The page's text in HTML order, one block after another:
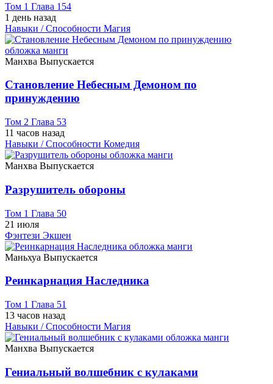
Том 1 Глава 154
1 день назад
Навыки / Способности Магия
Манхва Выпускается
Становление Небесным Демоном по
принуждению
Том 2 Глава 53
11 часов назад
Навыки / Способности Комедия
Манхва Выпускается
Разрушитель обороны
Том 1 Глава 50
21 июля
Фэнтези Экшен
Маньхуа Выпускается
Реинкарнация Наследника
Том 1 Глава 51
13 часов назад
Навыки / Способности Магия
Манхва Выпускается
Гениальный волшебник с кулаками